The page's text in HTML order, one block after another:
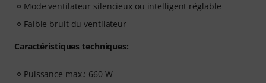
Mode ventilateur silencieux ou intelligent réglable
Faible bruit du ventilateur
Caractéristiques techniques:
Puissance max.: 660 W